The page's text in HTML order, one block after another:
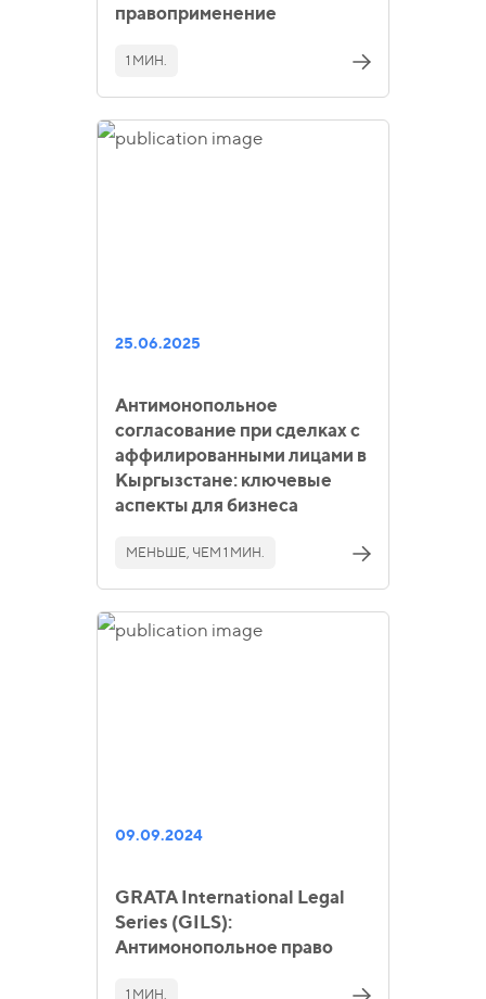
правоприменение
1 МИН.
25.06.2025
Антимонопольное
согласование при сделках с
аффилированными лицами в
Кыргызстане: ключевые
аспекты для бизнеса
МЕНЬШЕ, ЧЕМ 1 МИН.
09.09.2024
GRATA International Legal
Series (GILS):
Антимонопольное право
1 МИН.